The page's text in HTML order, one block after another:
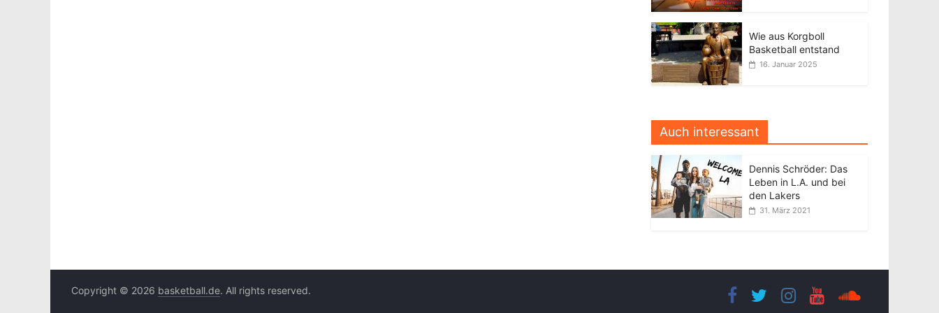
Wie aus Korgboll
Basketball entstand
16. Januar 2025
Auch interessant
Dennis Schröder: Das
Leben in L.A. und bei
den Lakers
31. März 2021
Copyright © 2026 basketball.de. All rights reserved.